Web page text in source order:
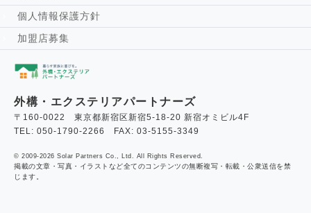
外構・エクステリアパートナーズ
〒160-0022 東京都新宿区新宿5-18-20 新宿オミビル4F
TEL: 050-1790-2266 FAX: 03-5155-3349
個人情報保護方針
加盟店募集
© 2009-2026 Solar Partners Co., Ltd. All Rights Reserved.
掲載の文章・写真・イラストなど全てのコンテンツの無断複写・転載・公衆送信を禁
じます。